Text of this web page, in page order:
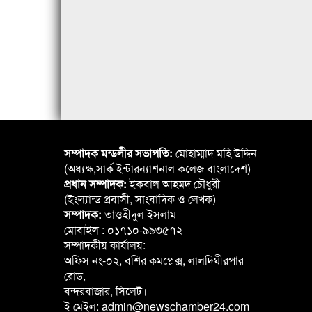
সম্পাদক মন্ডলীর সভাপতি: মোহাম্মাদ মহি উদ্দিন
(অধ্যক্ষ,সার্ক ইন্টারন্যাশনাল কলেজ বাংলাদেশ)
প্রধান সম্পাদক:ইকবাল আহমদ চৌধুরী
(ইংল্যান্ড প্রবাসী, সাংবাদিক ও লেখক)
সম্পাদক:তাওহীদুল ইসলাম
মোবাইল : ০১৭১০-৯৯৩৫৭২
সম্পাদকীয় কার্যালয়:
অফিস নং-০২, বশির কমপ্লেক্স, লালদিঘীরপার
রোড,
বন্দরবাজার, সিলেট।
ই মেইল: admin@newschamber24.com